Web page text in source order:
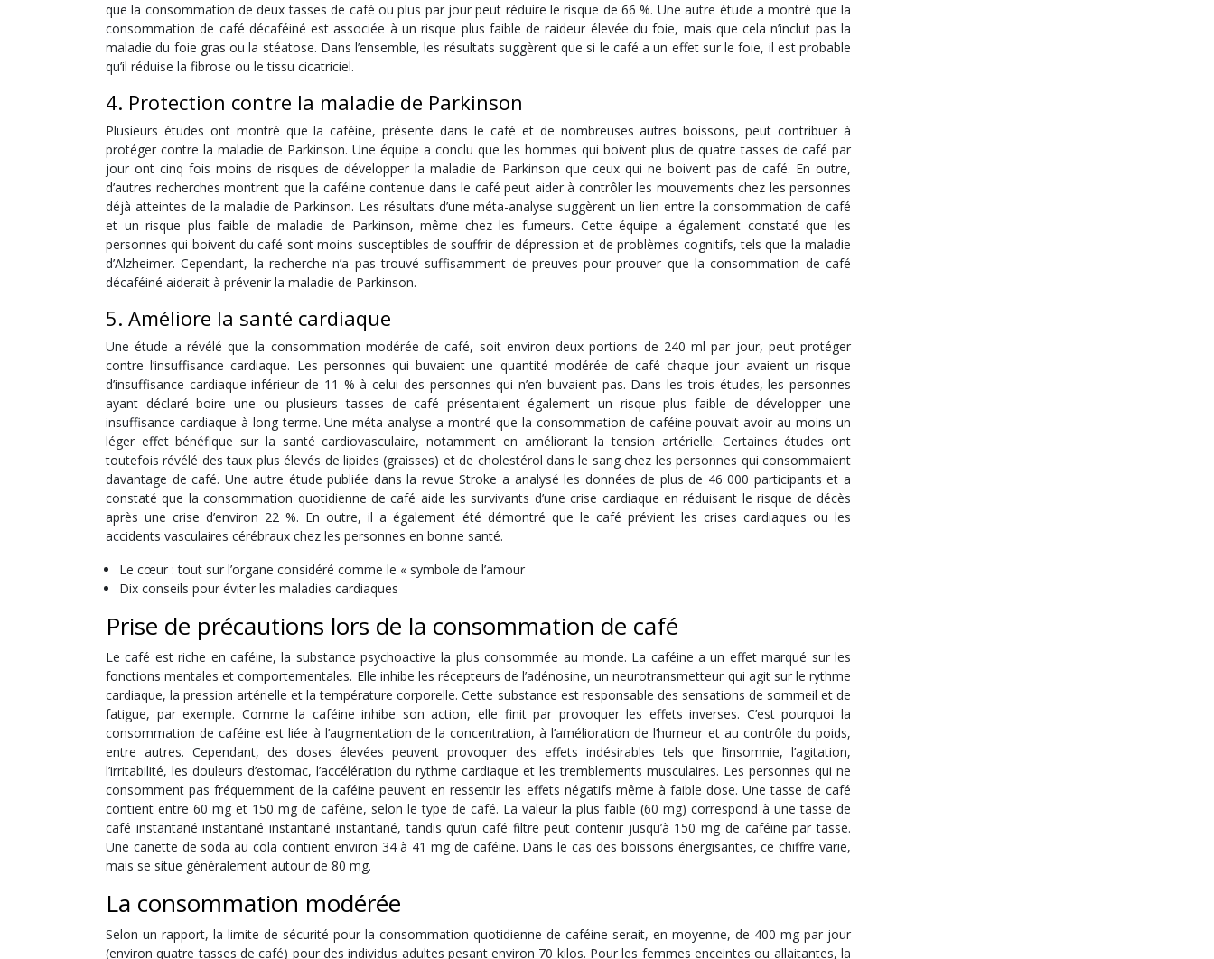
que la consommation de deux tasses de café ou plus par jour peut réduire le risque de 66 %. Une autre étude a montré que la
consommation de café décaféiné est associée à un risque plus faible de raideur élevée du foie, mais que cela n’inclut pas la
maladie du foie gras ou la stéatose. Dans l’ensemble, les résultats suggèrent que si le café a un effet sur le foie, il est probable
qu’il réduise la fibrose ou le tissu cicatriciel.
4. Protection contre la maladie de Parkinson
Plusieurs études ont montré que la caféine, présente dans le café et de nombreuses autres boissons, peut contribuer à
protéger contre la maladie de Parkinson. Une équipe a conclu que les hommes qui boivent plus de quatre tasses de café par
jour ont cinq fois moins de risques de développer la maladie de Parkinson que ceux qui ne boivent pas de café. En outre,
d’autres recherches montrent que la caféine contenue dans le café peut aider à contrôler les mouvements chez les personnes
déjà atteintes de la maladie de Parkinson. Les résultats d’une méta-analyse suggèrent un lien entre la consommation de café
et un risque plus faible de maladie de Parkinson, même chez les fumeurs. Cette équipe a également constaté que les
personnes qui boivent du café sont moins susceptibles de souffrir de dépression et de problèmes cognitifs, tels que la maladie
d’Alzheimer. Cependant, la recherche n’a pas trouvé suffisamment de preuves pour prouver que la consommation de café
décaféiné aiderait à prévenir la maladie de Parkinson.
5. Améliore la santé cardiaque
Une étude a révélé que la consommation modérée de café, soit environ deux portions de 240 ml par jour, peut protéger
contre l’insuffisance cardiaque. Les personnes qui buvaient une quantité modérée de café chaque jour avaient un risque
d’insuffisance cardiaque inférieur de 11 % à celui des personnes qui n’en buvaient pas. Dans les trois études, les personnes
ayant déclaré boire une ou plusieurs tasses de café présentaient également un risque plus faible de développer une
insuffisance cardiaque à long terme. Une méta-analyse a montré que la consommation de caféine pouvait avoir au moins un
léger effet bénéfique sur la santé cardiovasculaire, notamment en améliorant la tension artérielle. Certaines études ont
toutefois révélé des taux plus élevés de lipides (graisses) et de cholestérol dans le sang chez les personnes qui consommaient
davantage de café. Une autre étude publiée dans la revue Stroke a analysé les données de plus de 46 000 participants et a
constaté que la consommation quotidienne de café aide les survivants d’une crise cardiaque en réduisant le risque de décès
après une crise d’environ 22 %. En outre, il a également été démontré que le café prévient les crises cardiaques ou les
accidents vasculaires cérébraux chez les personnes en bonne santé.
Le cœur : tout sur l’organe considéré comme le « symbole de l’amour
Dix conseils pour éviter les maladies cardiaques
Prise de précautions lors de la consommation de café
Le café est riche en caféine, la substance psychoactive la plus consommée au monde. La caféine a un effet marqué sur les
fonctions mentales et comportementales. Elle inhibe les récepteurs de l’adénosine, un neurotransmetteur qui agit sur le rythme
cardiaque, la pression artérielle et la température corporelle. Cette substance est responsable des sensations de sommeil et de
fatigue, par exemple. Comme la caféine inhibe son action, elle finit par provoquer les effets inverses. C’est pourquoi la
consommation de caféine est liée à l’augmentation de la concentration, à l’amélioration de l’humeur et au contrôle du poids,
entre autres. Cependant, des doses élevées peuvent provoquer des effets indésirables tels que l’insomnie, l’agitation,
l’irritabilité, les douleurs d’estomac, l’accélération du rythme cardiaque et les tremblements musculaires. Les personnes qui ne
consomment pas fréquemment de la caféine peuvent en ressentir les effets négatifs même à faible dose. Une tasse de café
contient entre 60 mg et 150 mg de caféine, selon le type de café. La valeur la plus faible (60 mg) correspond à une tasse de
café instantané instantané instantané instantané, tandis qu’un café filtre peut contenir jusqu’à 150 mg de caféine par tasse.
Une canette de soda au cola contient environ 34 à 41 mg de caféine. Dans le cas des boissons énergisantes, ce chiffre varie,
mais se situe généralement autour de 80 mg.
La consommation modérée
Selon un rapport, la limite de sécurité pour la consommation quotidienne de caféine serait, en moyenne, de 400 mg par jour
(environ quatre tasses de café) pour des individus adultes pesant environ 70 kilos. Pour les femmes enceintes ou allaitantes, la